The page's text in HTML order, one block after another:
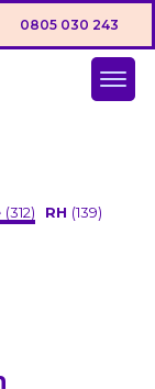
0805 030 243
(312) RH (139)